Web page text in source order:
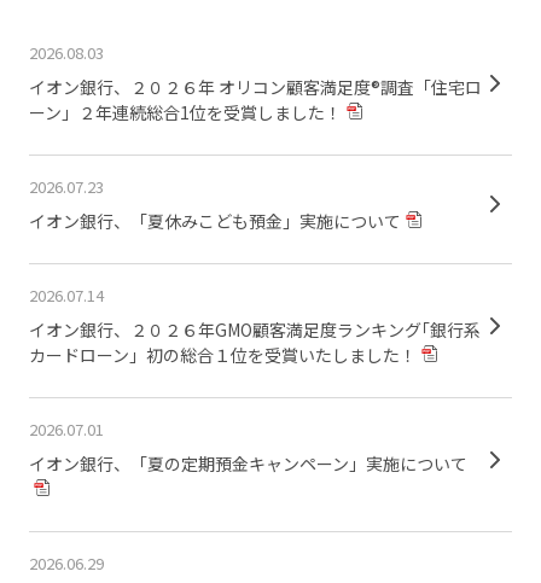
2026.08.03
イオン銀行、２０２６年 オリコン顧客満足度®調査「住宅ロ
ーン」２年連続総合1位を受賞しました！
2026.07.23
イオン銀行、「夏休みこども預金」実施について
2026.07.14
イオン銀行、２０２６年GMO顧客満足度ランキング｢銀行系
カードローン」初の総合１位を受賞いたしました！
2026.07.01
イオン銀行、「夏の定期預金キャンペーン」実施について
2026.06.29